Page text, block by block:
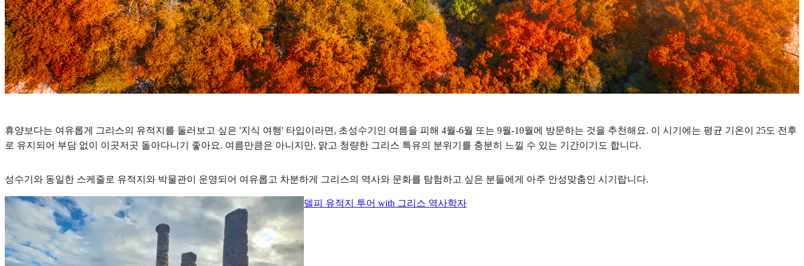
휴양보다는 여유롭게 그리스의 유적지를 둘러보고 싶은 '지식 여행' 타입이라면, 초성수기인 여름을 피해 4월-6월 또는 9월-10월에 방문하는 것을 추천해요. 이 시기에는 평균 기온이 25도 전후
로 유지되어 부담 없이 이곳저곳 돌아다니기 좋아요. 여름만큼은 아니지만, 맑고 청량한 그리스 특유의 분위기를 충분히 느낄 수 있는 기간이기도 합니다.
성수기와 동일한 스케줄로 유적지와 박물관이 운영되어 여유롭고 차분하게 그리스의 역사와 문화를 탐험하고 싶은 분들에게 아주 안성맞춤인 시기랍니다.
델피 유적지 투어 with 그리스 역사학자